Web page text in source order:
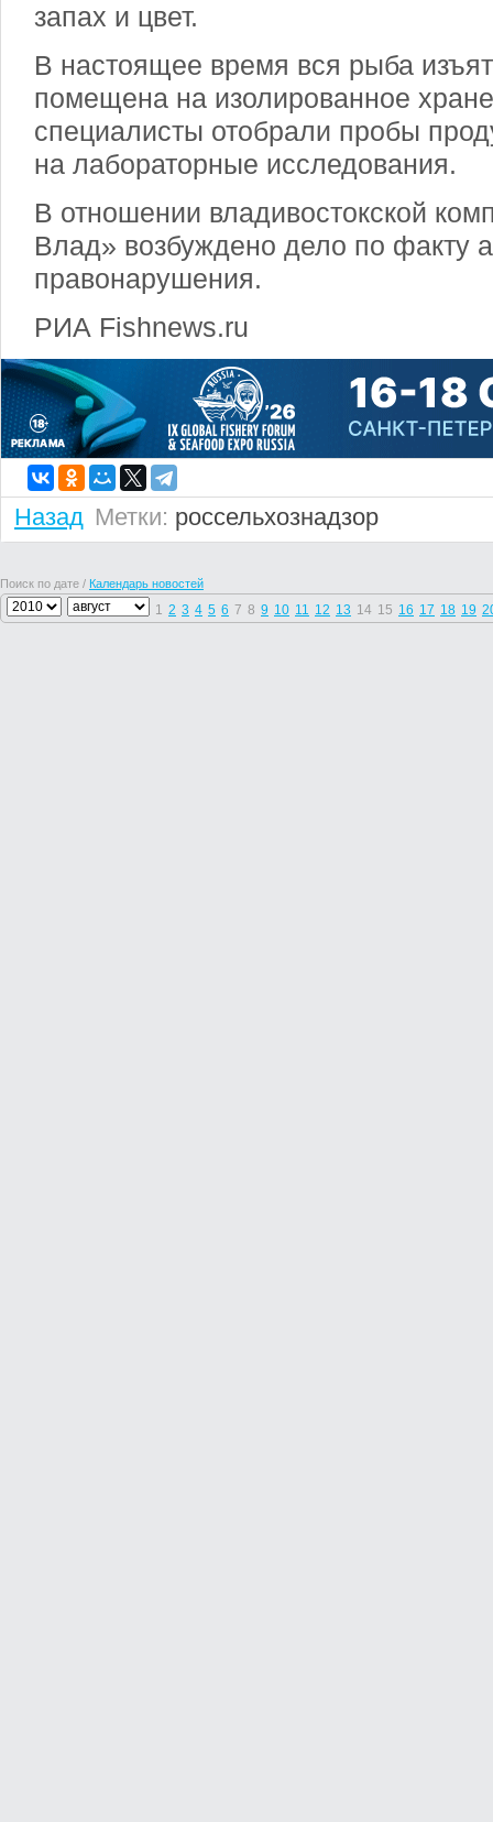
запах и цвет.
В настоящее время вся рыба
помещена на изолированное
специалисты отобрали пробы
на лабораторные исследования.
В отношении владивостокской
Влад» возбуждено дело по факту
правонарушения.
РИА Fishnews.ru
Назад Метки: россельхознадзор
Поиск по дате / Календарь новостей
1 2 3 4 5 6 7 8 9 10 11 12 13 14 15 16 17 18 19